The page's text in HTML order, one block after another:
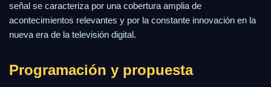
señal se caracteriza por una cobertura amplia de
acontecimientos relevantes y por la constante innovación en la
nueva era de la televisión digital.
Programación y propuesta